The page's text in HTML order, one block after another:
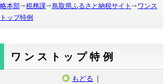
略本部
税務課 鳥取県ふるさと納税サイト
ワンス
トップ特例
ワンストップ特例
もどる ｜